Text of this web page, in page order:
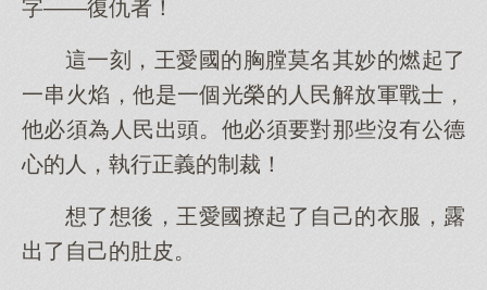
字——復仇者！
這一刻，王愛國的胸膛莫名其妙的燃起了
一串火焰，他是一個光榮的人民解放軍戰士，
他必須為人民出頭。他必須要對那些沒有公德
心的人，執行正義的制裁！
想了想後，王愛國撩起了自己的衣服，露
出了自己的肚皮。